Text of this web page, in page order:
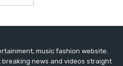
music fashion website.
news and videos straight